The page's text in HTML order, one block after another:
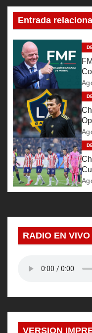
ó
n
d
e
e
n
t
r
d
a
Entrada
RADIO EN VIVO
VERSION